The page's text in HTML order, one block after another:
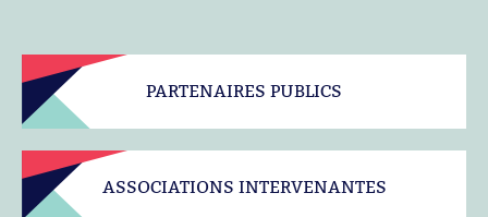
PARTENAIRES PUBLICS
ASSOCIATIONS INTERVENANTES